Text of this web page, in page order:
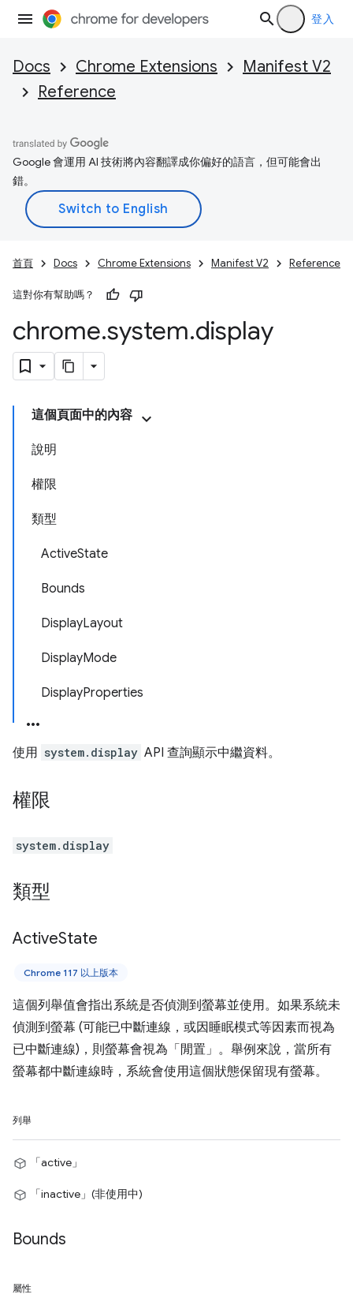
登入
Docs Chrome Extensions
Manifest V2
Reference
Google 會運用 AI 技術將內容翻譯成你偏好的語言，但可能會出
錯。
首頁 Docs Chrome Extensions Manifest V2 Reference
這對你有幫助嗎？
chrome.system.display
這個頁面中的內容
說明
權限
類型
ActiveState
Bounds
DisplayLayout
DisplayMode
DisplayProperties
使用 system.display API 查詢顯示中繼資料。
權限
system.display
類型
ActiveState
Chrome 117 以上版本
這個列舉值會指出系統是否偵測到螢幕並使用。如果系統未
偵測到螢幕 (可能已中斷連線，或因睡眠模式等因素而視為
已中斷連線)，則螢幕會視為「閒置」。舉例來說，當所有
螢幕都中斷連線時，系統會使用這個狀態保留現有螢幕。
列舉
「active」
「inactive」(非使用中)
Bounds
屬性